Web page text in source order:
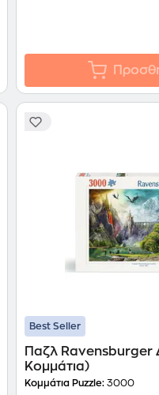
Best Seller
Παζλ Ravensburger
Κομμάτια)
Κομμάτια Puzzle: 3000